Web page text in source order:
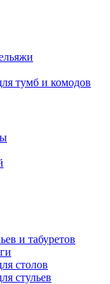
тумб и комодов
и табуретов
столов
стульев